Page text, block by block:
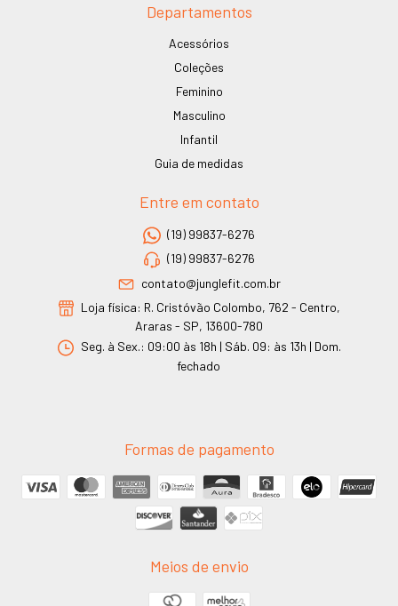
Departamentos
Acessórios
Coleções
Feminino
Masculino
Infantil
Guia de medidas
Entre em contato
(19) 99837-6276
(19) 99837-6276
contato@junglefit.com.br
Loja física: R. Cristóvão Colombo, 762 - Centro,
Araras - SP, 13600-780
Seg. à Sex.: 09:00 às 18h | Sáb. 09: às 13h | Dom.
fechado
Formas de pagamento
Meios de envio